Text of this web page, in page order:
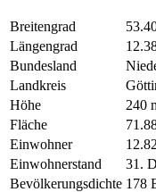
Breitengrad
Längengrad
Bundesland
Landkreis
Höhe
240
Fläche
Einwohner
Einwohnerstand
31.
Bevölkerungsdichte 178